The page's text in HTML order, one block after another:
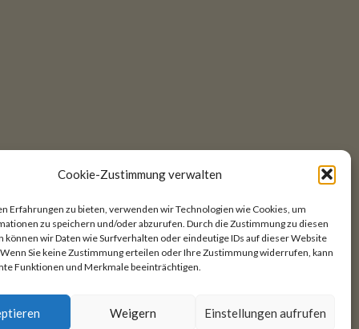
Cookie-Zustimmung verwalten
Erfahrungen zu bieten, verwenden wir Technologien wie Cookies, um
zu speichern und/oder abzurufen. Durch die Zustimmung zu diesen
können wir Daten wie Surfverhalten oder eindeutige IDs auf dieser Website
Sie keine Zustimmung erteilen oder Ihre Zustimmung widerrufen, kann
Funktionen und Merkmale beeinträchtigen.
Weigern Einstellungen aufrufen